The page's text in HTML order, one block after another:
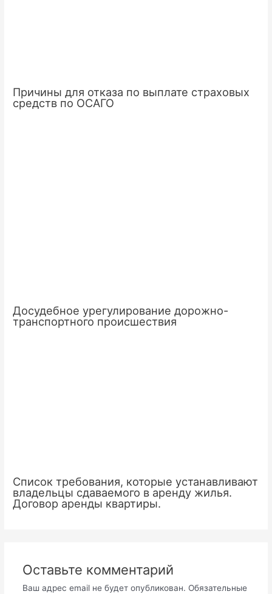
Причины для отказа по выплате страховых
средств по ОСАГО
Досудебное урегулирование дорожно-
транспортного происшествия
Список требования, которые устанавливают
владельцы сдаваемого в аренду жилья.
Договор аренды квартиры.
Оставьте комментарий
Ваш адрес email не будет опубликован. Обязательные